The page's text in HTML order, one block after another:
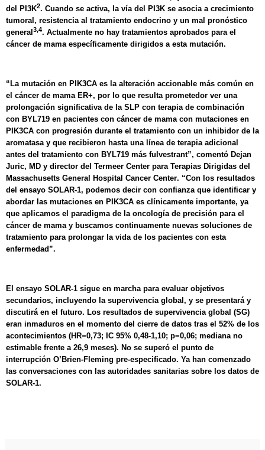
del PI3K2. Cuando se activa, la vía del PI3K se asocia a crecimiento
tumoral, resistencia al tratamiento endocrino y un mal pronóstico
general 3,4. Actualmente no hay tratamientos aprobados para el
cáncer de mama específicamente dirigidos a esta mutación.
“La mutación en PIK3CA es la alteración accionable más común en
el cáncer de mama ER+, por lo que resulta prometedor ver una
prolongación significativa de la SLP con terapia de combinación
con BYL719 en pacientes con cáncer de mama con mutaciones en
PIK3CA con progresión durante el tratamiento con un inhibidor de la
aromatasa y que recibieron hasta una línea de terapia adicional
antes del tratamiento con BYL719 más fulvestrant”, comentó Dejan
Juric, MD y director del Termeer Center para Terapias Dirigidas del
Massachusetts General Hospital Cancer Center. “Con los resultados
del ensayo SOLAR-1, podemos decir con confianza que identificar y
abordar las mutaciones en PIK3CA es clínicamente importante, ya
que aplicamos el paradigma de la oncología de precisión para el
cáncer de mama y buscamos continuamente nuevas soluciones de
tratamiento para prolongar la vida de los pacientes con esta
enfermedad”.
El ensayo SOLAR-1 sigue en marcha para evaluar objetivos
secundarios, incluyendo la supervivencia global, y se presentará y
discutirá en el futuro. Los resultados de supervivencia global (SG)
eran inmaduros en el momento del cierre de datos tras el 52% de los
acontecimientos (HR=0,73; IC 95% 0,48-1,10; p=0,06; mediana no
estimable frente a 26,9 meses). No se superó el punto de
interrupción O’Brien-Fleming pre-especificado. Ya han comenzado
las conversaciones con las autoridades sanitarias sobre los datos de
SOLAR-1.